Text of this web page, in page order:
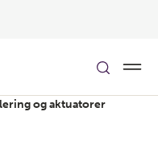
og aktuatorer